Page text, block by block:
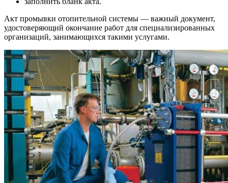
Акт промывки отопительной системы — важный документ,
удостоверяющий окончание работ для специализированных
организаций, занимающихся такими услугами.